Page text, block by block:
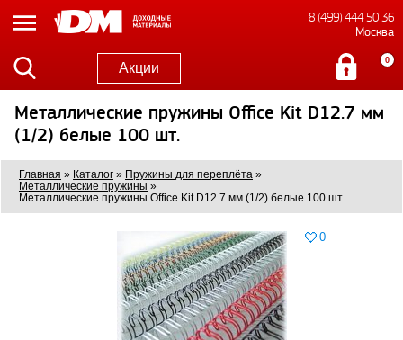
8 (499) 444 50 36
Москва
Акции 0
Металлические пружины Office Kit D12.7 мм
(1/2) белые 100 шт.
Главная » Каталог » Пружины для переплёта »
Металлические пружины »
Металлические пружины Office Kit D12.7 мм (1/2) белые 100 шт.
0